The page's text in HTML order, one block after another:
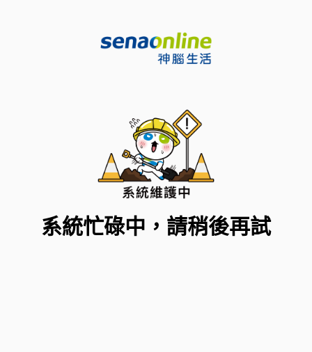
系統忙碌中，請稍後再試